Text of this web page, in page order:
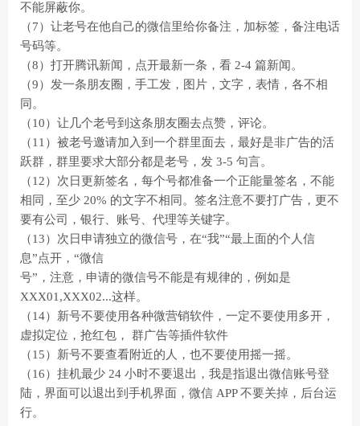
不能屏蔽你。
（7）让老号在他自己的微信里给你备注，加标签，备注电话
号码等。
（8）打开腾讯新闻，点开最新一条，看 2-4 篇新闻。
（9）发一条朋友圈，手工发，图片，文字，表情，各不相
同。
（10）让几个老号到这条朋友圈去点赞，评论。
（11）被老号邀请加入到一个群里面去，最好是非广告的活
跃群，群里要求大部分都是老号，发 3-5 句言。
（12）次日更新签名，每个号都准备一个正能量签名，不能
相同，至少 20% 的文字不相同。签名注意不要打广告，更不
要有公司，银行、账号、代理等关键字。
（13）次日申请独立的微信号，在“我”“最上面的个人信
息”点开，“微信
号”，注意，申请的微信号不能是有规律的，例如是
XXX01,XXX02...这样。
（14）新号不要使用各种微营销软件，一定不要使用多开，
虚拟定位，抢红包， 群广告等插件软件
（15）新号不要查看附近的人，也不要使用摇一摇。
（16）挂机最少 24 小时不要退出，我是指退出微信账号登
陆，界面可以退出到手机界面，微信 APP 不要关掉，后台运
行。